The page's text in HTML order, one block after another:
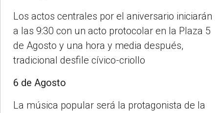
Los actos centrales por el aniversario iniciarán
a las 9:30 con un acto protocolar en la Plaza 5
de Agosto y una hora y media después,
tradicional desfile cívico-criollo
6 de Agosto
La música popular será la protagonista de la